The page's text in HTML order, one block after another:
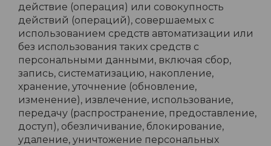
действие (операция) или совокупность
действий (операций), совершаемых с
использованием средств автоматизации или
без использования таких средств с
персональными данными, включая сбор,
запись, систематизацию, накопление,
хранение, уточнение (обновление,
изменение), извлечение, использование,
передачу (распространение, предоставление,
доступ), обезличивание, блокирование,
удаление, уничтожение персональных